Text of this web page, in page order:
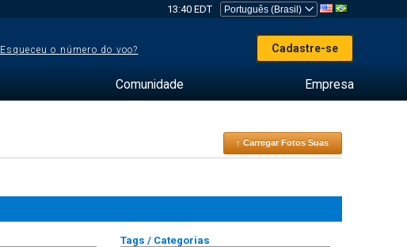
13:40 EDT
Esqueceu o número do voo? Cadastre-se
Comunidade Empresa
↑ Carregar Fotos Suas
Tags / Categorias